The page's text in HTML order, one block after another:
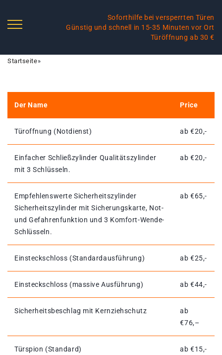
Soforthilfe bei versperrten Türen
Günstig und schnell in 15-35 Minuten vor Ort
Türöffnung ab 30 €
Startseite»
Der Name Price
Türoffnung (Notdienst) ab €20,-
Einfacher Schließzylinder Qualitätszylinder
mit 3 Schlüsseln.
ab €20,-
Empfehlenswerte Sicherheitszylinder
Sicherheitszylinder mit Sicherungskarte, Not-
und Gefahrenfunktion und 3 Komfort-Wende-
Schlüsseln.
ab €65,-
Einsteckschloss (Standardausführung) ab €25,-
Einsteckschloss (massive Ausführung) ab €44,-
Sicherheitsbeschlag mit Kernziehschutz
ab
€76,–
Türspion (Standard) ab €15,-